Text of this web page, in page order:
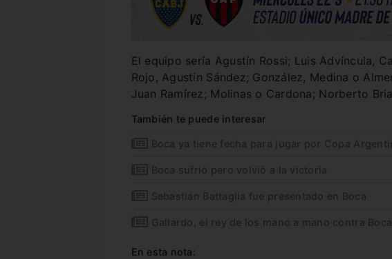
El equipo sería Agustín Rossi; Luis Advíncula,
Rojo, Agustín Sández; González, Medina o
Juan Ramírez; Molinas o Cardona; Norberto
También te puede interesar
Boca ya tiene fecha para jugar por Copa
Boca sufrió pero volvió a la victoria
Sebastián Battaglia fue presentado en Boca
Gallardo, el rey de los mano a mano contra Boca
En esta nota: